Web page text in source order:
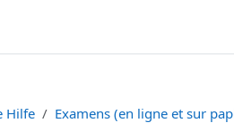
Hilfe
Examens (en ligne et sur